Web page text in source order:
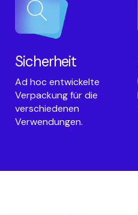
Sicherheit
Ad hoc entwickelte
Verpackung für die
verschiedenen
Verwendungen.